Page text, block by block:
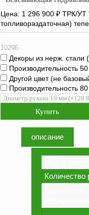
Запасные части к
ТРК и ГРК
Электронное
оборудование
ТОПАЗ
Пульты управления,
контроллеры
Устройства громкой
связи и оповещения
Краны раздаточные,
комплектующие
оборудование
Насосы и насосные
Цена: 1 296 900 ₽ ТРК/УТ
топливораздаточная)
10296
Декоры из нерж. стали
Производительность
Другой цвет (не
Производительность
описание
Количество